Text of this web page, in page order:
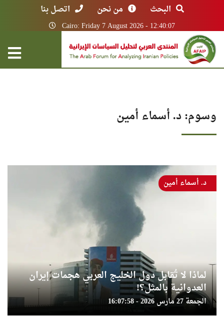
البحث من نحن اتصل بنا
Cairo: Friday 7 August 2026 - 12:40:07
وسوم: د. أسماء أمين
لماذا لا تُقابل دول الخليج العربي هجمات إيران
العدوانية بالمثل؟!
الجمعة 27 مارس 2026 - 16:07:58
د. أسماء أمين